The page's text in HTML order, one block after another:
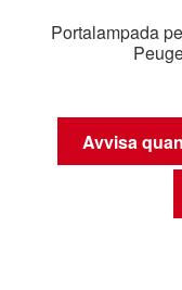
Portalampada
Avvisa